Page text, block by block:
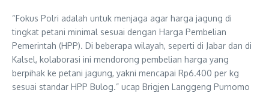
“Fokus Polri adalah untuk menjaga agar harga jagung di
tingkat petani minimal sesuai dengan Harga Pembelian
Pemerintah (HPP). Di beberapa wilayah, seperti di Jabar dan di
Kalsel, kolaborasi ini mendorong pembelian harga yang
berpihak ke petani jagung, yakni mencapai Rp6.400 per kg
sesuai standar HPP Bulog.” ucap Brigjen Langgeng Purnomo